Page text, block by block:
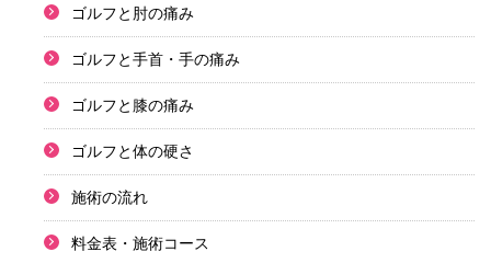
ゴルフと肘の痛み
ゴルフと手首・手の痛み
ゴルフと膝の痛み
ゴルフと体の硬さ
施術の流れ
料金表・施術コース